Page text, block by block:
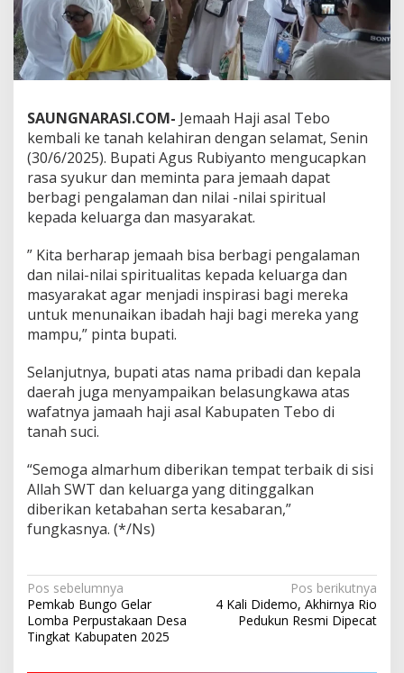
SAUNGNARASI.COM- Jemaah Haji asal Tebo
kembali ke tanah kelahiran dengan selamat, Senin
(30/6/2025). Bupati Agus Rubiyanto mengucapkan
rasa syukur dan meminta para jemaah dapat
berbagi pengalaman dan nilai -nilai spiritual
kepada keluarga dan masyarakat.
” Kita berharap jemaah bisa berbagi pengalaman
dan nilai-nilai spiritualitas kepada keluarga dan
masyarakat agar menjadi inspirasi bagi mereka
untuk menunaikan ibadah haji bagi mereka yang
mampu,” pinta bupati.
Selanjutnya, bupati atas nama pribadi dan kepala
daerah juga menyampaikan belasungkawa atas
wafatnya jamaah haji asal Kabupaten Tebo di
tanah suci.
“Semoga almarhum diberikan tempat terbaik di sisi
Allah SWT dan keluarga yang ditinggalkan
diberikan ketabahan serta kesabaran,”
fungkasnya. (*/Ns)
Navigasi
pos
Pos sebelumnya
Pemkab Bungo Gelar
Lomba Perpustakaan Desa
Tingkat Kabupaten 2025
Pos berikutnya
4 Kali Didemo, Akhirnya Rio
Pedukun Resmi Dipecat